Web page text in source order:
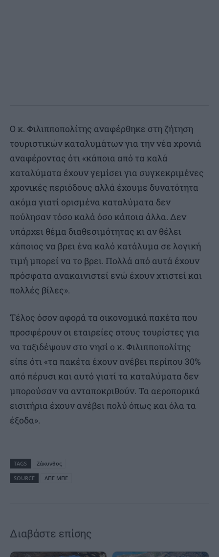
Ο κ. Φιλιπποπολίτης αναφέρθηκε στη ζήτηση
τουριστικών καταλυμάτων για την νέα χρονιά
αναφέροντας ότι «κάποια από τα καλά
καταλύματα έχουν γεμίσει για συγκεκριμένες
χρονικές περιόδους αλλά έχουμε δυνατότητα
ακόμα γιατί ορισμένα καταλύματα δεν
πούλησαν τόσο καλά όσο κάποια άλλα. Δεν
υπάρχει θέμα διαθεσιμότητας κι αν θέλει
κάποιος να βρει ένα καλό κατάλυμα σε λογική
τιμή μπορεί να το βρει. Πολλά από αυτά έχουν
πρόσφατα ανακαινιστεί ενώ έχουν χτιστεί και
πολλές βίλες».
Τέλος όσον αφορά τα οικονομικά πακέτα που
προσφέρουν οι εταιρείες στους τουρίστες για
να ταξιδέψουν στο νησί ο κ. Φιλιπποπολίτης
είπε ότι «τα πακέτα έχουν ανέβει περίπου 30%
από πέρυσι και αυτό γιατί τα καταλύματα δεν
μπορούσαν να ανταποκριθούν. Τα αεροπορικά
εισιτήρια έχουν ανέβει πολύ όπως και όλα τα
έξοδα».
TAGS
Ζάκυνθος
SOURCE
ΑΠΕ ΜΠΕ
Διαβάστε επίσης